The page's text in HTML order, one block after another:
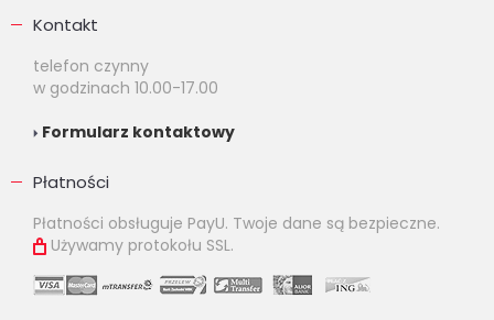
Kontakt
telefon czynny
w godzinach 10.00-17.00
Formularz kontaktowy
Płatności
Płatności obsługuje PayU. Twoje dane są bezpieczne.
Używamy protokołu SSL.